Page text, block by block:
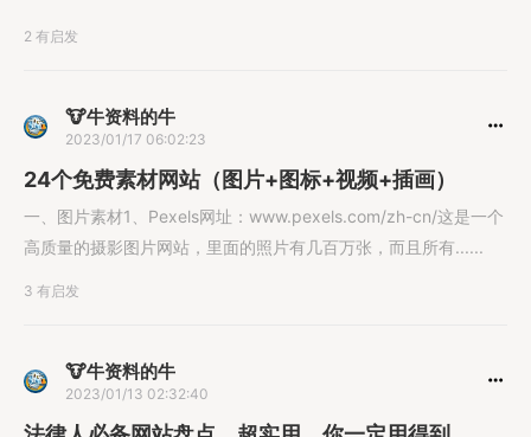
2 有启发
🐮牛资料的牛
2023/01/17 06:02:23
24个免费素材网站（图片+图标+视频+插画）
一、图片素材1、Pexels网址：www.pexels.com/zh-cn/这是一个
高质量的摄影图片网站，里面的照片有几百万张，而且所有......
3 有启发
🐮牛资料的牛
2023/01/13 02:32:40